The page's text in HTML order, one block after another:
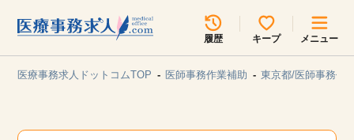
履歴 キープ メニュー
医療事務求人ドットコムTOP 医師事務作業補助 東京都/医師事務作
所在地のエリアを選択してください
各支店担当よりご連絡させていただきます。